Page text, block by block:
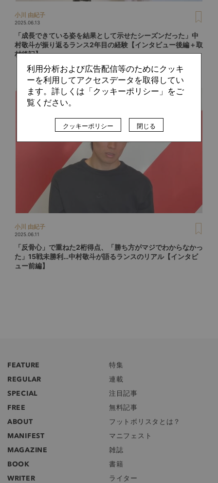
小川 由紀子
2025.06.13
「成長できている姿を結果として示せたシーズンだった」中
村敬斗が振り返るランス2年目の経験【インタビュー後編＋取
材後記】
小川 由紀子
2025.06.11
「反骨心」で重ねた2桁得点、「勝ち方がマジでわからなかっ
た」15戦未勝利…中村敬斗が語るランスのリアル【インタビ
ュー前編】
FEATURE
特集
REGULAR
連載
SPECIAL
注目記事
FREE
無料記事
ABOUT
フットボリスタとは？
MANIFEST
マニフェスト
MAGAZINE
雑誌
BOOK
書籍
WRITER
ライター
利用分析および広告配信等のためにクッキ
ーを利用してアクセスデータを取得してい
ます。詳しくは「クッキーポリシー」をご
覧ください。
クッキーポリシー 閉じる